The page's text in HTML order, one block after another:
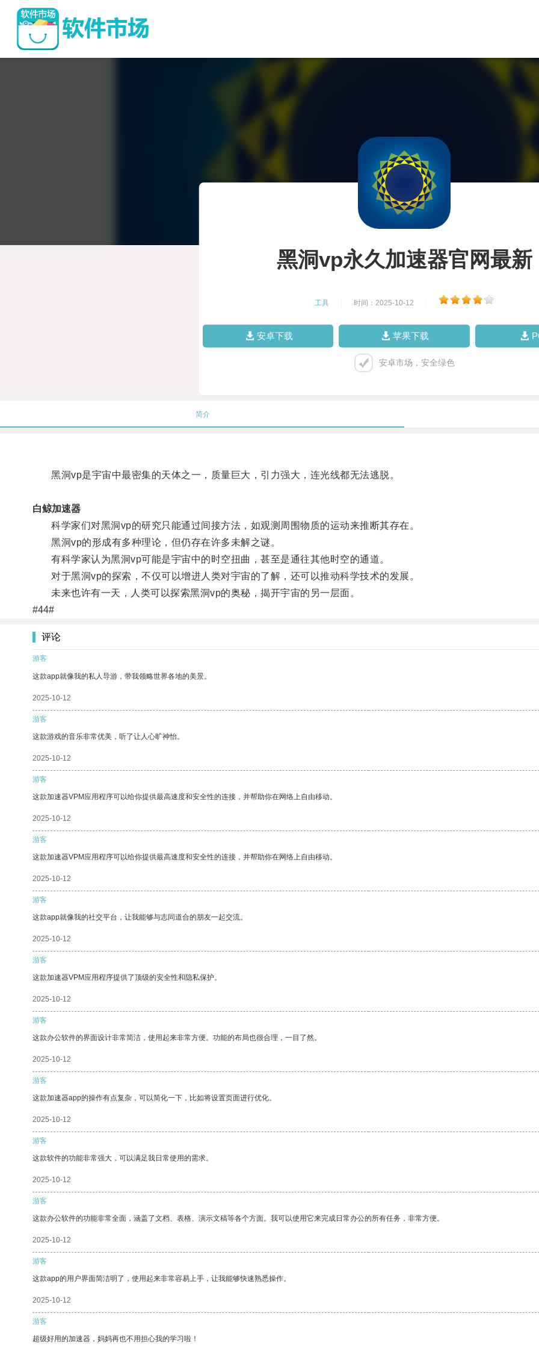
黑洞vp永久加速器官网最新
工具 时间：2025-10-12
安卓下载 苹果下载
安卓市场，安全绿色
简介
黑洞vp是宇宙中最密集的天体之一，质量巨大，引力强大，连光线都无法逃脱。
白鲸加速器
科学家们对黑洞vp的研究只能通过间接方法，如观测周围物质的运动来推断其存在。
黑洞vp的形成有多种理论，但仍存在许多未解之谜。
有科学家认为黑洞vp可能是宇宙中的时空扭曲，甚至是通往其他时空的通道。
对于黑洞vp的探索，不仅可以增进人类对宇宙的了解，还可以推动科学技术的发展。
未来也许有一天，人类可以探索黑洞vp的奥秘，揭开宇宙的另一层面。
#44#
评论
游客
这款app就像我的私人导游，带我领略世界各地的美景。
2025-10-12
游客
这款游戏的音乐非常优美，听了让人心旷神怡。
2025-10-12
游客
这款加速器VPM应用程序可以给你提供最高速度和安全性的连接，并帮助你在网络上自由移动。
2025-10-12
游客
这款加速器VPM应用程序可以给你提供最高速度和安全性的连接，并帮助你在网络上自由移动。
2025-10-12
游客
这款app就像我的社交平台，让我能够与志同道合的朋友一起交流。
2025-10-12
游客
这款加速器VPM应用程序提供了顶级的安全性和隐私保护。
2025-10-12
游客
这款办公软件的界面设计非常简洁，使用起来非常方便。功能的布局也很合理，一目了然。
2025-10-12
游客
这款加速器app的操作有点复杂，可以简化一下，比如将设置页面进行优化。
2025-10-12
游客
这款软件的功能非常强大，可以满足我日常使用的需求。
2025-10-12
游客
这款办公软件的功能非常全面，涵盖了文档、表格、演示文稿等各个方面。我可以使用它来完成日常办公的所有任务，非常方便。
2025-10-12
游客
这款app的用户界面简洁明了，使用起来非常容易上手，让我能够快速熟悉操作。
2025-10-12
游客
超级好用的加速器，妈妈再也不用担心我的学习啦！